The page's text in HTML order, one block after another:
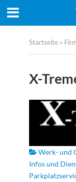
Startseite »
X-
Werk- und
Infos und